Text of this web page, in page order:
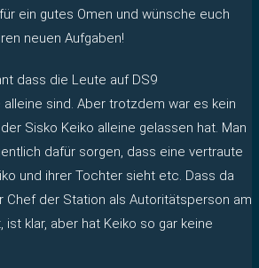
ein gutes Omen und wünsche euch
neuen Aufgaben!
dass die Leute auf DS9
sind. Aber trotzdem war es kein
Sisko Keiko alleine gelassen hat. Man
dafür sorgen, dass eine vertraute
und ihrer Tochter sieht etc. Dass da
Chef der Station als Autoritätsperson am
ist klar, aber hat Keiko so gar keine